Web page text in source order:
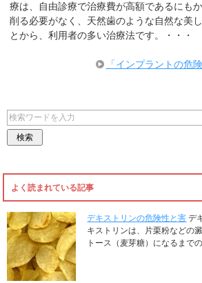
療は、自由診療で治療費が高額であるにも
削る必要がなく、天然歯のような自然な美
とから、利用者の多い治療法です。・・・
「インプラントの危
よく読まれている記事
デキストリンの危険性と害 デ
キストリンは、片栗粉などの
トース（麦芽糖）になるまでの